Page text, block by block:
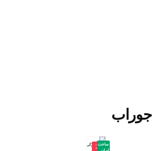
-2ساخت